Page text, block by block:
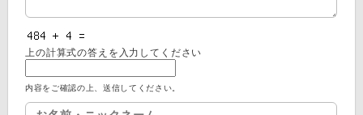
上の計算式の答えを入力してください
内容をご確認の上、送信してください。